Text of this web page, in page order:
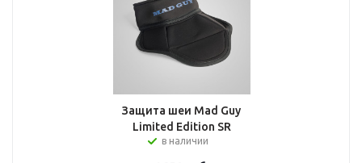
Защита шеи Mad Guy
Limited Edition SR
в наличии